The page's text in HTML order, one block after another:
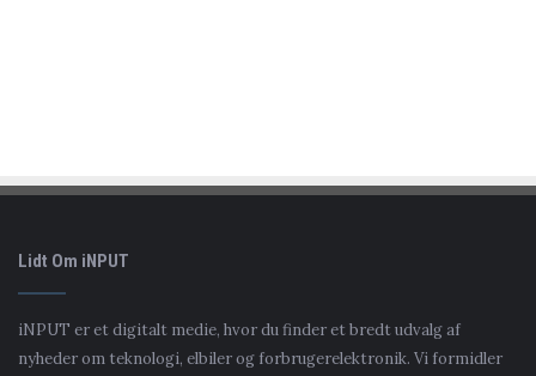
Lidt Om iNPUT
iNPUT er et digitalt medie, hvor du finder et bredt udvalg af
nyheder om teknologi, elbiler og forbrugerelektronik. Vi formidler